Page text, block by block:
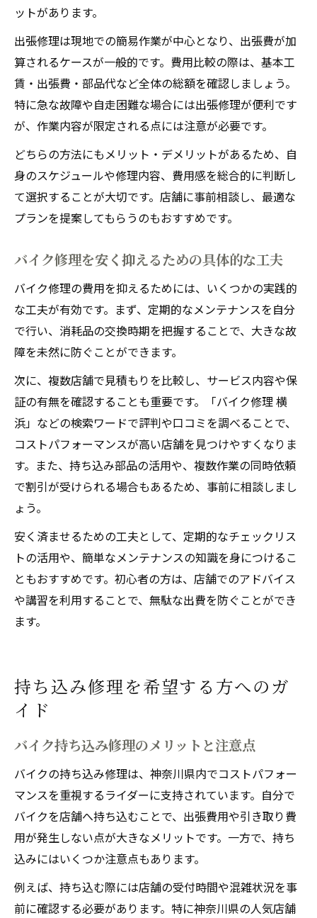
ットがあります。
出張修理は現地での簡易作業が中心となり、出張費が加
算されるケースが一般的です。費用比較の際は、基本工
賃・出張費・部品代など全体の総額を確認しましょう。
特に急な故障や自走困難な場合には出張修理が便利です
が、作業内容が限定される点には注意が必要です。
どちらの方法にもメリット・デメリットがあるため、自
身のスケジュールや修理内容、費用感を総合的に判断し
て選択することが大切です。店舗に事前相談し、最適な
プランを提案してもらうのもおすすめです。
バイク修理を安く抑えるための具体的な工夫
バイク修理の費用を抑えるためには、いくつかの実践的
な工夫が有効です。まず、定期的なメンテナンスを自分
で行い、消耗品の交換時期を把握することで、大きな故
障を未然に防ぐことができます。
次に、複数店舗で見積もりを比較し、サービス内容や保
証の有無を確認することも重要です。「バイク修理 横
浜」などの検索ワードで評判や口コミを調べることで、
コストパフォーマンスが高い店舗を見つけやすくなりま
す。また、持ち込み部品の活用や、複数作業の同時依頼
で割引が受けられる場合もあるため、事前に相談しまし
ょう。
安く済ませるための工夫として、定期的なチェックリス
トの活用や、簡単なメンテナンスの知識を身につけるこ
ともおすすめです。初心者の方は、店舗でのアドバイス
や講習を利用することで、無駄な出費を防ぐことができ
ます。
持ち込み修理を希望する方へのガ
イド
バイク持ち込み修理のメリットと注意点
バイクの持ち込み修理は、神奈川県内でコストパフォー
マンスを重視するライダーに支持されています。自分で
バイクを店舗へ持ち込むことで、出張費用や引き取り費
用が発生しない点が大きなメリットです。一方で、持ち
込みにはいくつか注意点もあります。
例えば、持ち込む際には店舗の受付時間や混雑状況を事
前に確認する必要があります。特に神奈川県の人気店舗